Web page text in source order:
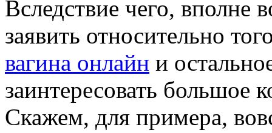
Вследствие чего, вполне
заявить относительно
вагина онлайн и
заинтересовать большое
Скажем, для примера,